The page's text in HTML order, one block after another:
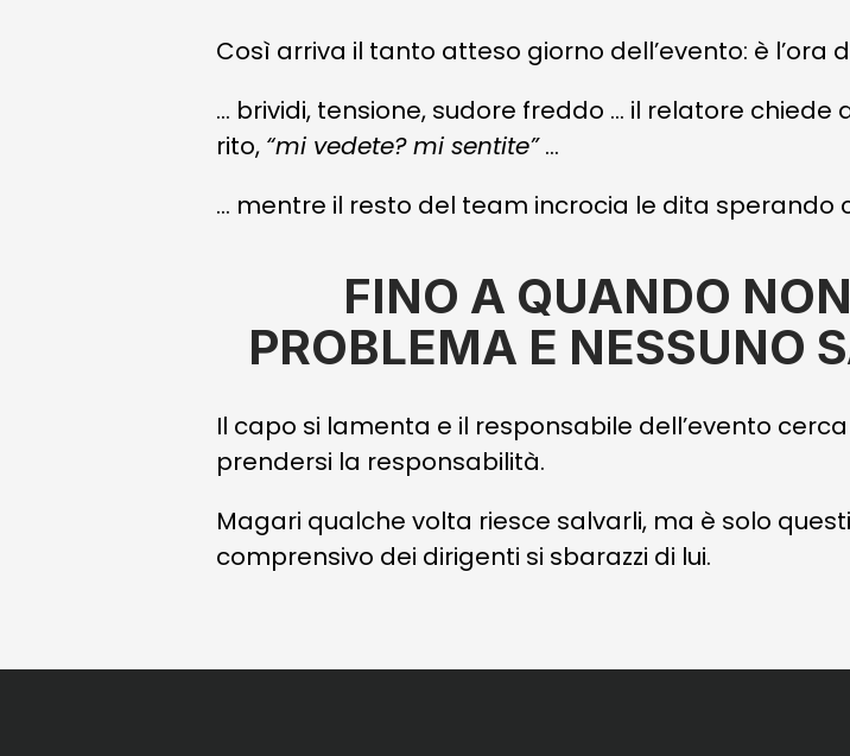
Così arriva il tanto atteso giorno dell’evento: è l’ora
… brividi, tensione, sudore freddo … il relatore chiede
rito, “mi vedete? mi sentite”…
… mentre il resto del team incrocia le dita sperando
FINO A QUANDO
PROBLEMA E NESSUNO
Il capo si lamenta e il responsabile dell’evento
prendersi la responsabilità.
Magari qualche volta riesce salvarli, ma è solo
comprensivo dei dirigenti si sbarazzi di lui.